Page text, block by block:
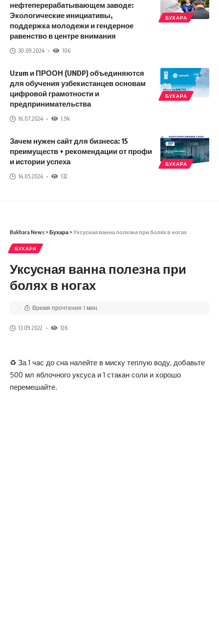
БУХАРА
нефтеперерабатывающем заводе:
Экологические инициативы,
поддержка молодежи и гендерное
равенство в центре внимания
30.09.2024 106
БУХАРА
Uzum и ПРООН (UNDP) объединяются
для обучения узбекистанцев основам
цифровой грамотности и
предпринимательства
16.07.2024 1.9k
БУХАРА
Зачем нужен сайт для бизнеса: 15
преимуществ + рекомендации от профи
и истории успеха
14.05.2024 132
Bukhara News >Бухара >Уксусная ванна полезна при болях в ногах
БУХАРА
Уксусная ванна полезна при
болях в ногах
13.09.2022 126
Время прочтения 1 мин.
♻️ За 1 час до сна налейте в миску теплую воду, добавьте
500 мл яблочного уксуса и 1 стакан соли и хорошо
перемешайте.